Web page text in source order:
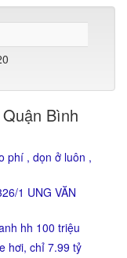
Bình
phí , dọn ở luôn ,
1 UNG VĂN
hh 100 triệu
hơi, chỉ 7.99 tỷ